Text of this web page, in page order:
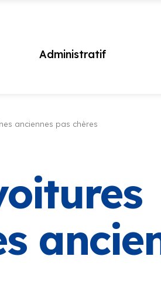
Administratif
anciennes pas chères